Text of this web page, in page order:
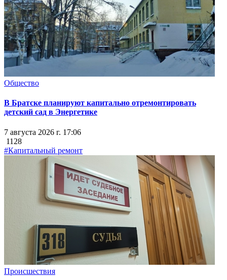
Общество
В Братске планируют капитально отремонтировать
детский сад в Энергетике
7 августа 2026 г. 17:06
1128
#Капитальный ремонт
Происшествия